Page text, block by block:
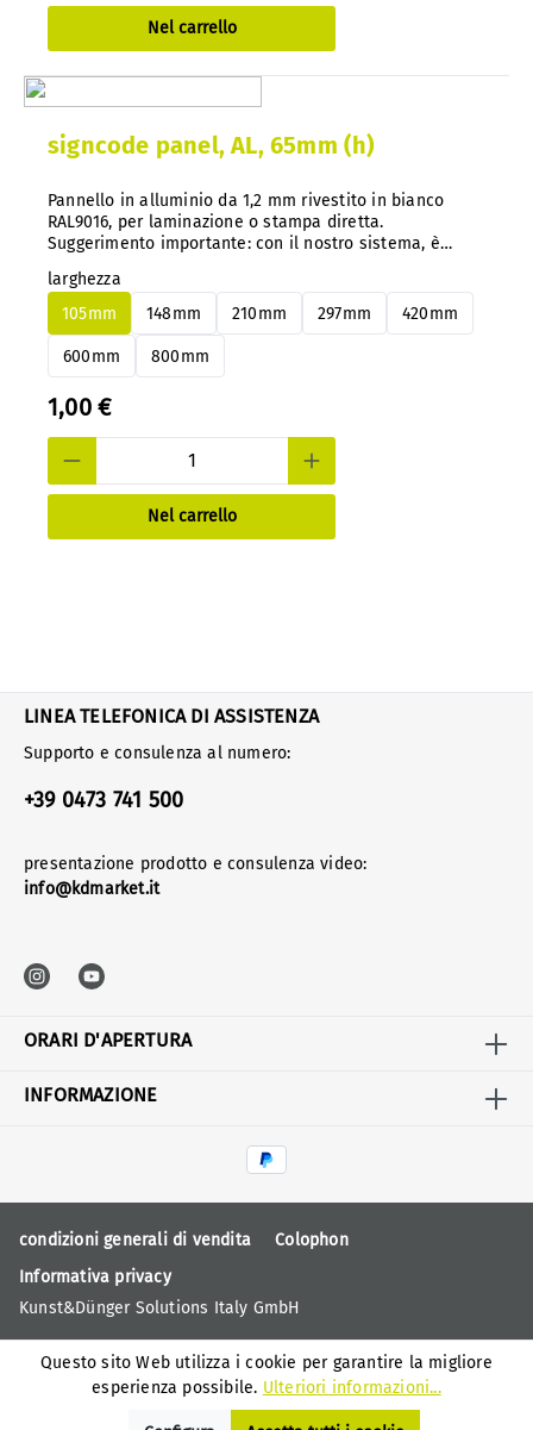
Nel carrello
signcode panel, AL, 65mm (h)
Pannello in alluminio da 1,2 mm rivestito in bianco
RAL9016, per laminazione o stampa diretta.
Suggerimento importante: con il nostro sistema, è
PS in qualsiasi momento senza smontarli.
larghezza
105mm
148mm 210mm 297mm 420mm
600mm 800mm
1,00 €
Nel carrello
LINEA TELEFONICA DI ASSISTENZA
Supporto e consulenza al numero:
+39 0473 741 500
presentazione prodotto e consulenza video:
info@kdmarket.it
ORARI D'APERTURA
INFORMAZIONE
condizioni generali di vendita
Colophon
Informativa privacy
Kunst&Dünger Solutions Italy GmbH
Questo sito Web utilizza i cookie per garantire la migliore
esperienza possibile. Ulteriori informazioni...